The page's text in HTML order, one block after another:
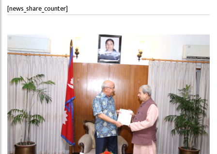
[news_share_counter]